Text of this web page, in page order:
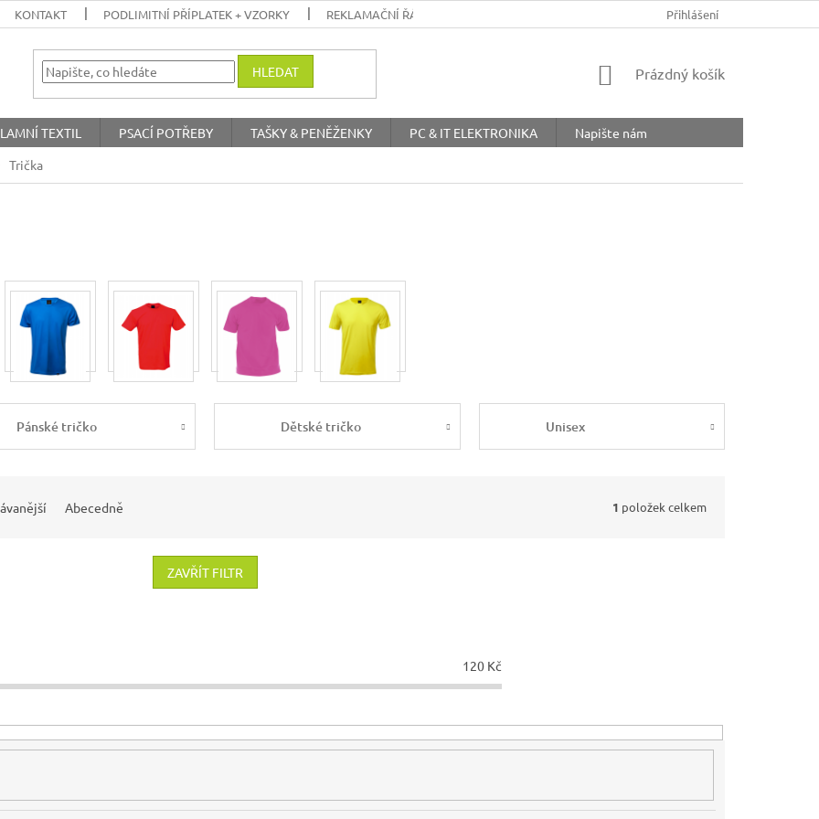
KONTAKT PODLIMITNÍ PŘÍPLATEK + VZORKY REKLAMAČNÍ ŘÁD COOKIES OCHRANA
Přihlášení
HLEDAT
NÁKUPNÍ
Prázdný košík
TEXTIL PSACÍ POTŘEBY TAŠKY & PENĚŽENKY PC & IT ELEKTRONIKA
Napište nám
Trička
Pánské tričko Dětské tričko Unisex
Abecedně 1 položek celkem
ZAVŘÍT FILTR
120 Kč